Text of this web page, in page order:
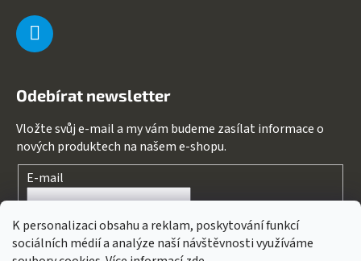
K personalizaci obsahu a reklam, poskytování funkcí
sociálních médií a analýze naší návštěvnosti využíváme
Odebírat newsletter
Vložte svůj e-mail a my vám budeme zasílat informace o
nových produktech na našem e-shopu.
E-mail
Souhlasím spodmínkami ochrany osobních údajů
PŘIHLÁSIT SE